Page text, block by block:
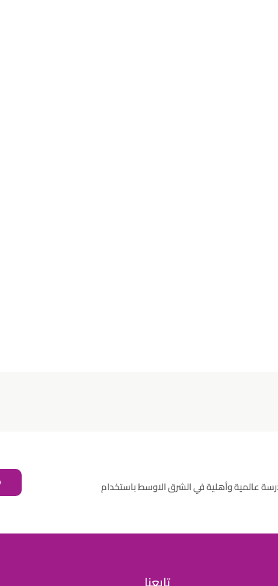
عالمية وأهلية في الشرق الاوسط باستخدام